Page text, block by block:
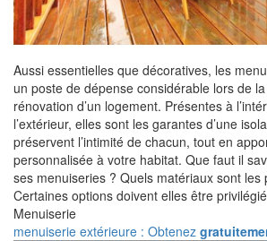
Aussi essentielles que décoratives, les
un poste de dépense considérable lors de
rénovation d’un logement. Présentes à
l’extérieur, elles sont les garantes d’une
préservent l’intimité de chacun, tout en
personnalisée à votre habitat. Que faut il
ses menuiseries ? Quels matériaux sont les
Certaines options doivent elles être
Menuiserie
menuiserie extérieure : Obtenez